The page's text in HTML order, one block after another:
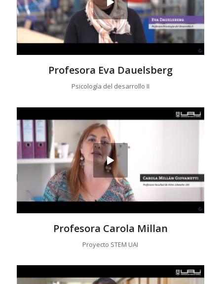
Profesora Eva Dauelsberg
Psicología del desarrollo II
Profesora Carola Millan
Proyecto STEM UAI